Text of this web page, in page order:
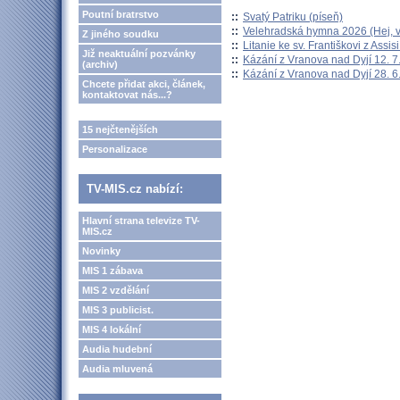
Poutní bratrstvo
Z jiného soudku
Již neaktuální pozvánky
(archiv)
Chcete přidat akci, článek,
kontaktovat nás...?
15 nejčtenějších
Personalizace
TV-MIS.cz nabízí:
Hlavní strana televize TV-
MIS.cz
Novinky
MIS 1 zábava
MIS 2 vzdělání
MIS 3 publicist.
MIS 4 lokální
Audia hudební
Audia mluvená
:: Svatý Patriku (píseň)
:: Velehradská hymna 2026 (Hej,
:: Litanie ke sv. Františkovi z
:: Kázání z Vranova nad Dyjí 12.
:: Kázání z Vranova nad Dyjí 28.